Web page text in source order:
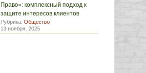
Право»: комплексный подход к
защите интересов клиентов
Рубрика: Общество
13 ноября, 2025